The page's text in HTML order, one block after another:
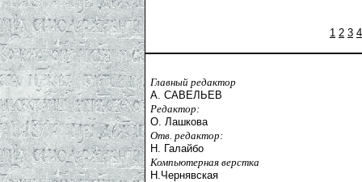
1 2 3 4
Главный редактор
А. САВЕЛЬЕВ
Редактор:
О. Лашкова
Отв. редактор:
Н. Галайбо
Компьютерная верстка
Н.Чернявская